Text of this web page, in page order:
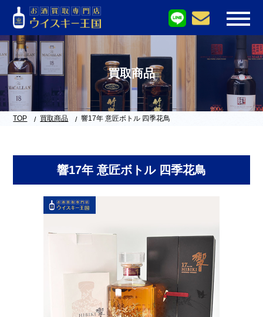
買取商品
TOP 買取商品 響17年 意匠ボトル 四季花鳥
響17年 意匠ボトル 四季花鳥